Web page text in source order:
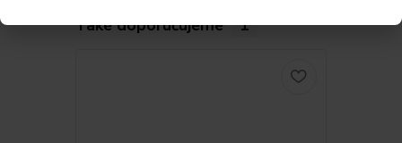
Také doporučujeme 1